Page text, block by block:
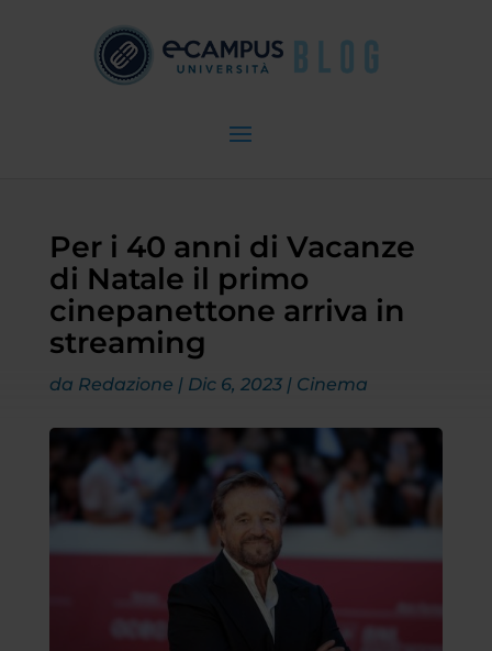
Per i 40 anni di Vacanze
di Natale il primo
cinepanettone arriva in
streaming
da Redazione | Dic 6, 2023| Cinema